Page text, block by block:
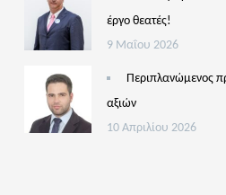
έργο θεατές!
9 Μαΐου 2026
Περιπλανώμενος
αξιών
10 Απριλίου 2026